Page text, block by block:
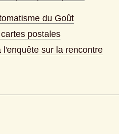
du Goût
postales
l'enquête sur la rencontre